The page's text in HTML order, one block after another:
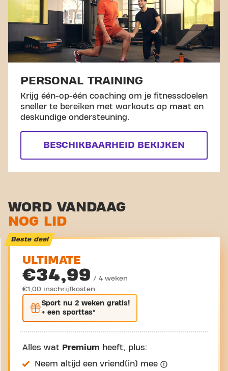
PERSONAL TRAINING
Krijg één-op-één coaching om je fitnessdoelen
sneller te bereiken met workouts op maat en
deskundige ondersteuning.
BESCHIKBAARHEID BEKIJKEN
WORD VANDAAG
NOG LID
Beste deal
ULTIMATE
€34,99 / 4 weken
€1,00 inschrijfkosten
Sport nu 2 weken gratis!
+ een sporttas*
Alles wat Premium heeft, plus:
Neem altijd een vriend(in) mee